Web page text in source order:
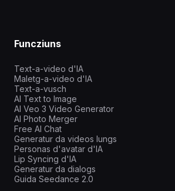
Funcziuns
Text-a-video d'IA
Maletg-a-video d'IA
Text-a-vusch
AI Text to Image
AI Veo 3 Video Generator
AI Photo Merger
Free AI Chat
Generatur da videos lungs
Personas d'avatar d'IA
Lip Syncing d'IA
Generatur da dialogs
Guida Seedance 2.0